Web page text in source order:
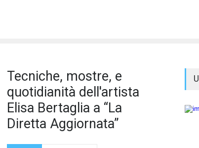
Tecniche, mostre, e
quotidianità dell'artista
Elisa Bertaglia a “La
Diretta Aggiornata”